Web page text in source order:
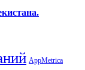
AppMetrica